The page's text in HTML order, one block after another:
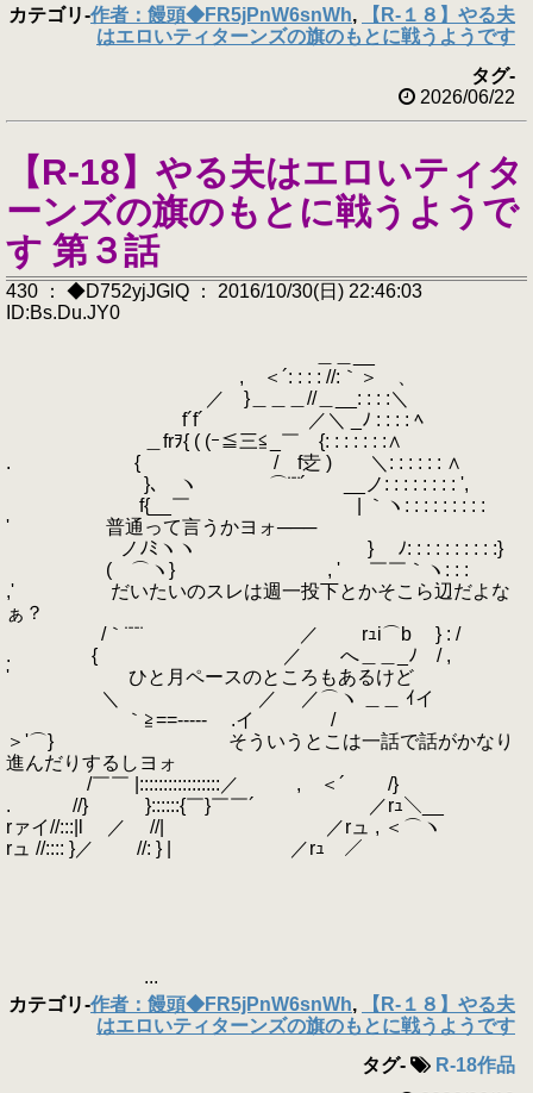
カテゴリ-作者：饅頭◆FR5jPnW6snWh,
【R-１８】やる夫
はエロいティターンズの旗のもとに戦うようです
タグ-
2026/06/22
【R-18】やる夫はエロいティタ
ーンズの旗のもとに戦うようで
す 第３話
430 ： ◆D752yjJGlQ ： 2016/10/30(日) 22:46:03
ID:Bs.Du.JY0
, ＜´: : : : //:｀＞ 、
／ }＿＿＿//＿__: : : :＼
f´f´ ／＼ _ﾉ : : : : ﾍ
＿frｦ{ ( (ｰ≦三≦_￣ {: : : : : : :∧
. { / f赱 ) ＼: : : : : : ∧
}､ ヽ ⌒¨¨´ __ノ: : : : : : : : ',
f{__￣ | ｀ヽ: : : : : : : : :
' 普通って言うかヨォ───
ノﾉﾐヽヽ } ﾉ: : : : : : : : : :}
( ⌒ヽ} , ' ￣￣｀ヽ: : :
,' だいたいのスレは週一投下とかそこら辺だよな
ぁ？
/｀¨¨¨ ／ rｭi⌒b } : /
. { ／ へ＿＿_ﾉ / ,
' ひと月ペースのところもあるけど
＼ ／ ／⌒ヽ ＿＿ ｲイ
｀≧==----- .イ /
＞'⌒} そういうとこは一話で話がかなり
進んだりするしヨォ
/￣￣ |:::::::::::::::::／ , ＜´ /}
. //} }::::::{￣}￣￣´ ／rｭ＼__
rァイ//:::|l ／ //| ／rュ , ＜⌒ヽ
rュ //:::: }／ //: } | ／rｭ ／
...
カテゴリ-作者：饅頭◆FR5jPnW6snWh,
【R-１８】やる夫
はエロいティターンズの旗のもとに戦うようです
タグ-
R-18作品